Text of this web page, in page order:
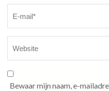
Bewaar mijn naam, e-